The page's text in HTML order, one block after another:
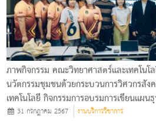
ภาพกิจกรรม คณะวิทยาศาสตร์และเทคโนโ
นวัตกรรมชุมชนด้วยกระบวนการวิศวกรสั
เทคโนโลยี กิจกรรมการอบรมการเขียนแผน
31 กรกฎาคม 2567 งานบริการวิชาการ